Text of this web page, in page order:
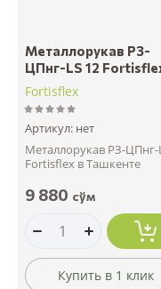
Металлорукав РЗ-
ЦПнг-LS 12
Fortisflex
Артикул: нет
Металлорукав РЗ-ЦПнг-
Fortisflex в Ташкенте
9 880 сўм
Купить в 1 клик